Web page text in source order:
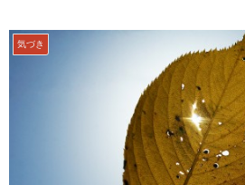
気づき